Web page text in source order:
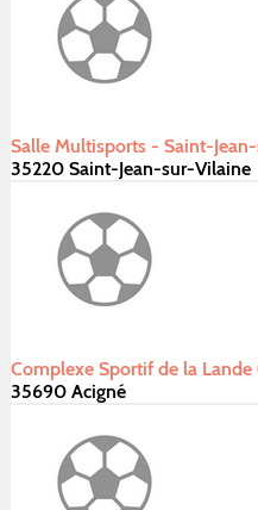
Salle Multisports - Saint-
35220 Saint-Jean-sur-Vilaine
Complexe Sportif de la
35690 Acigné